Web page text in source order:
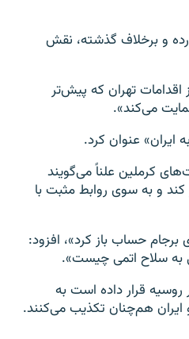
و برخلاف گذشته، نقش
اقدامات تهران که پیش‌تر
می‌کند».
ایران» عنوان کرد.
کرملین علناً می‌گویند
کند و به سوی روابط مثبت با
حساب باز کرد»، افزود:
به سلاح اتمی چیست».
روسیه قرار داده است به
ایران هم‌چنان تکذیب می‌کنند.